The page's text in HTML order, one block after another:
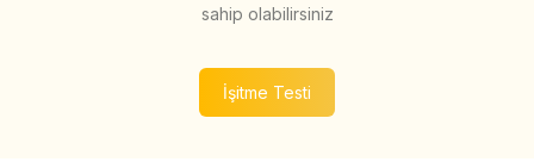
sahip olabilirsiniz
İşitme Testi